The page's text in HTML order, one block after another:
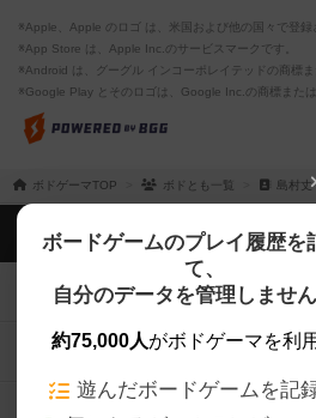
※Apple、Apple のロゴ は、米国および他の国々で登録
※App Store は、Apple Inc.のサービスマークです。
※Android は、グーグル インコーポレイテッドの商標ま
※Google Play とそのロゴは、Google Inc.の商標または
ボドゲーマTOP ボドとも一覧 島村丈
ボードゲームのプレイ履歴を
て、
自分のデータを管理しませ
約75,000人がボドゲーマを利
遊んだボードゲームを記
ボドゲーマTOP
ボードゲームを検索する
ボードゲームの新着レビュー
ボードゲーム会情報